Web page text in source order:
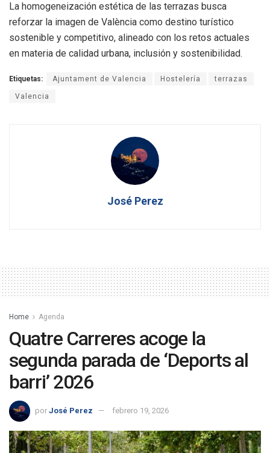
La homogeneización estética de las terrazas busca
reforzar la imagen de València como destino turístico
sostenible y competitivo, alineado con los retos actuales
en materia de calidad urbana, inclusión y sostenibilidad.
Etiquetas: Ajuntament de Valencia Hostelería terrazas
Valencia
José Perez
Home Agenda
Quatre Carreres acoge la
segunda parada de ‘Deports al
barri’ 2026
por José Perez febrero 19, 2026